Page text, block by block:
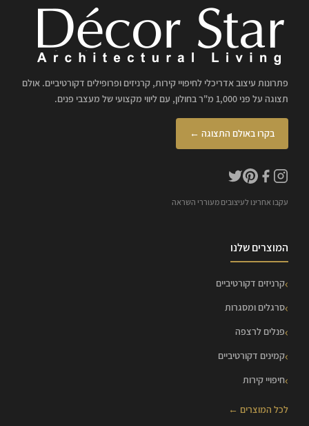
פתרונות עיצוב אדריכלי לחיפויי קירות, קרניזים ופרופילים דקורטיביים. אולם
תצוגה על פני 1,000 מ"ר בחולון, עם ליווי מקצועי של מעצבי פנים.
בקרו באולם התצוגה ←
עקבו אחרינו לעיצובים מעוררי השראה
המוצרים שלנו
קרניזים דקורטיביים
סרגלים ומסגרות
פנלים לרצפה
קמינים דקורטיביים
חיפויי קירות
לכל המוצרים ←